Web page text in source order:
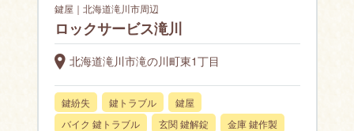
鍵屋｜北海道滝川市周辺
ロックサービス滝川
北海道滝川市滝の川町東1丁目
鍵紛失 鍵トラブル
鍵屋
バイク 鍵トラブル
玄関 鍵解錠 金庫 鍵作製